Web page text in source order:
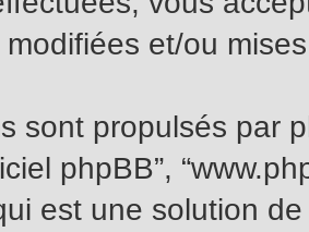
et/ou
sont propulsés par
phpBB”,
est une solution